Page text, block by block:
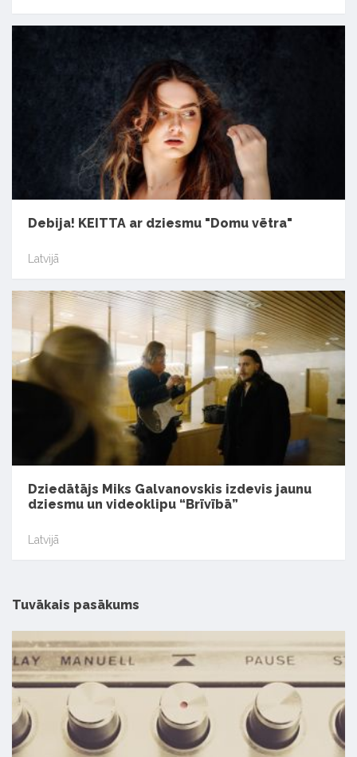
Debija! KEITTA ar dziesmu "Domu vētra"
Latvijā
Dziedātājs Miks Galvanovskis izdevis jaunu
dziesmu un videoklipu “Brīvībā”
Latvijā
Tuvākais pasākums